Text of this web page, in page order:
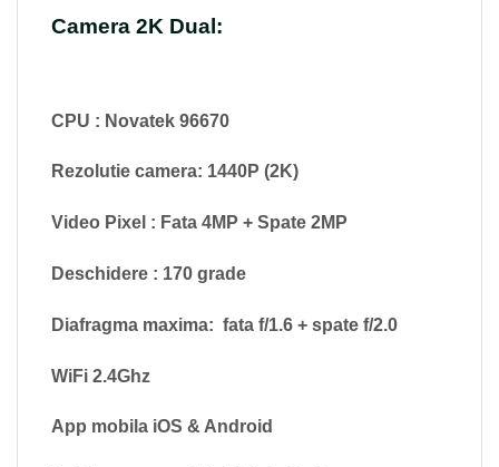
Camera 2K Dual:
CPU : Novatek 96670
Rezolutie camera: 1440P (2K)
Video Pixel : Fata 4MP + Spate 2MP
Deschidere : 170 grade
Diafragma maxima: fata f/1.6 + spate f/2.0
WiFi 2.4Ghz
App mobila iOS & Android